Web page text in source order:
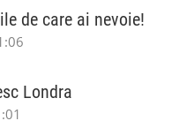
de care ai nevoie!
Londra